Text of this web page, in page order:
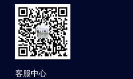
客服中心